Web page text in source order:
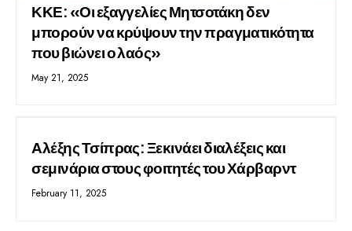
ΚΚΕ: «Οι εξαγγελίες Μητσοτάκη δεν
μπορούν να κρύψουν την πραγματικότητα
που βιώνει ο λαός»
May 21, 2025
Αλέξης Τσίπρας: Ξεκινάει διαλέξεις και
σεμινάρια στους φοιτητές του Χάρβαρντ
February 11, 2025